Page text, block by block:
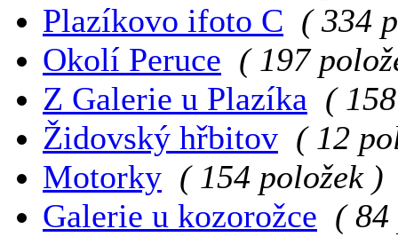
Plazíkovo ifoto C ( 334
Okolí Peruce ( 197
Z Galerie u Plazíka (
Židovský hřbitov ( 12
Motorky ( 154 položek )
Galerie u kozorožce ( 84